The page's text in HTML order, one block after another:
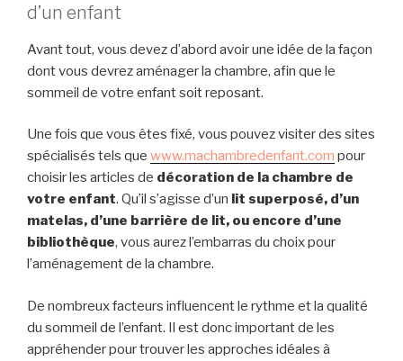
d’un enfant
Avant tout, vous devez d’abord avoir une idée de la façon
dont vous devrez aménager la chambre, afin que le
sommeil de votre enfant soit reposant.
Une fois que vous êtes fixé, vous pouvez visiter des sites
spécialisés tels que www.machambredenfant.com pour
choisir les articles de décoration de la chambre de
votre enfant. Qu’il s’agisse d’un lit superposé, d’un
matelas, d’une barrière de lit, ou encore d’une
bibliothèque, vous aurez l’embarras du choix pour
l’aménagement de la chambre.
De nombreux facteurs influencent le rythme et la qualité
du sommeil de l’enfant. Il est donc important de les
appréhender pour trouver les approches idéales à